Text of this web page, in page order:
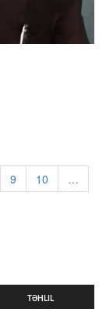
9 10
…
TƏHLIL